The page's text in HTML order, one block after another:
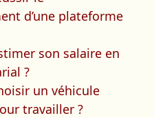
d’une plateforme
son salaire en
?
un véhicule
travailler ?